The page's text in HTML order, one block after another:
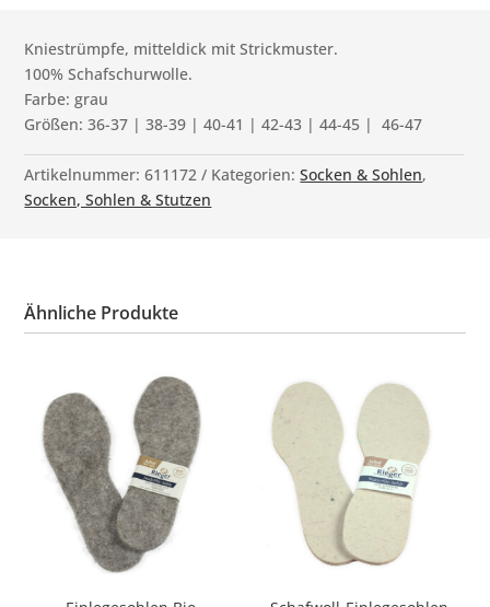
Kniestrümpfe, mitteldick mit Strickmuster.
100% Schafschurwolle.
Farbe: grau
Größen: 36-37 | 38-39 | 40-41 | 42-43 | 44-45 | 46-47
Artikelnummer:611172 Kategorien:Socken & Sohlen,
Socken, Sohlen & Stutzen
Ähnliche Produkte